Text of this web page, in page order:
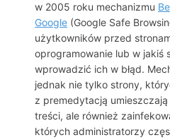
w 2005 roku mechanizmu
Google (Google Safe
użytkowników przed
oprogramowanie lub w jakiś
wprowadzić ich w błąd.
jednak nie tylko strony,
z premedytacją
treści, ale również
których administratorzy